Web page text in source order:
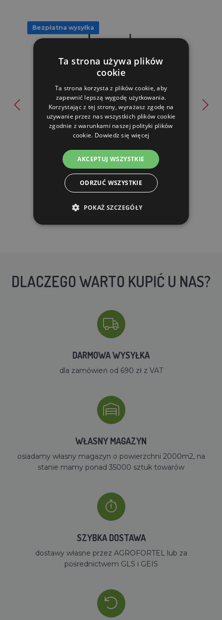
Bezpłatna wysyłka
Uniwersalny zestaw do monitorowania ogrodzenia -
bramka WiFi...
1,349.26 zl
MAGAZYN CENTRALNY (WYSYŁKA 5-7 DNI)
DO KOSZYKA
DLACZEGO WARTO KUPIĆ U NAS?
DARMOWA WYSYŁKA
dla zamówień od 690 zł z VAT
WŁASNY MAGAZYN
osiadamy własny magazyn o powierzchni 2000m2, na
stanie mamy ponad 35000 sztuk towarów
SZYBKA DOSTAWA
dostawy własne przez AGROFORTEL lub za
pośrednictwem GLS i GEIS
Ta strona używa plików
cookie
Ta strona korzysta z plików cookie, aby
zapewnić lepszą wygodę użytkowania.
Korzystając z tej strony, wyrażasz zgodę na
używanie przez nas wszystkich plików cookie
zgodnie z warunkami naszej polityki plików
cookie. Dowiedz się więcej
AKCEPTUJ WSZYSTKIE
ODRZUĆ WSZYSTKIE
POKAŻ SZCZEGÓŁY